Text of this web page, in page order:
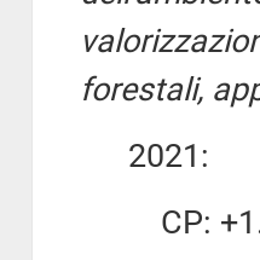
forestali,
2021:
CP: